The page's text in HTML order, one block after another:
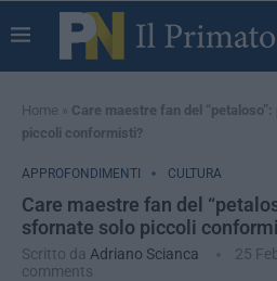
Home » Care maestre fan del
piccoli conformisti?
APPROFONDIMENTI CULTURA
Care maestre fan del
sfornate solo piccoli
Scritto da Adriano Scianca 25
comments